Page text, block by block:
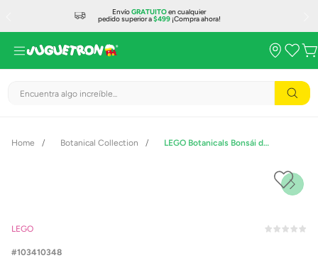
EnvíoGRATUITOen cualquier
pedido superior a$499¡Compra ahora!
Encuentra algo increíble...
Botanical Collection LEGO Botanicals Bonsái de Arce Rojo Japonés 10348
LEGO
103410348